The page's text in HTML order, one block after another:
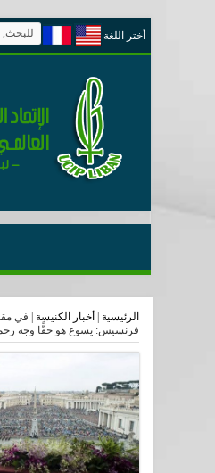
أختر اللغة
الرئيسية أخبار الكنيسة
في
فرنسيس: يسوع هو حقًّا وجه